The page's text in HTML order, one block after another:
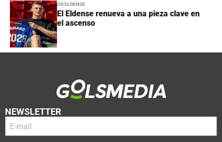
CD ELDENSE
El Eldense renueva a una pieza clave en
el ascenso
NEWSLETTER